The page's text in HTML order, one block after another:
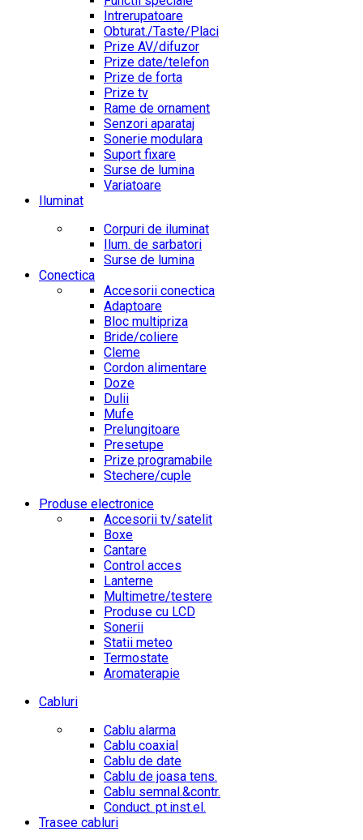
Intrerupatoare
Obturat./Taste/Placi
Prize AV/difuzor
Prize date/telefon
Prize de forta
Prize tv
Rame de ornament
Senzori aparataj
Sonerie modulara
Suport fixare
Surse de lumina
Variatoare
Iluminat
Corpuri de iluminat
Ilum. de sarbatori
Surse de lumina
Conectica
Accesorii conectica
Adaptoare
Bloc multipriza
Bride/coliere
Cleme
Cordon alimentare
Doze
Dulii
Mufe
Prelungitoare
Presetupe
Prize programabile
Stechere/cuple
Produse electronice
Accesorii tv/satelit
Boxe
Cantare
Control acces
Lanterne
Multimetre/testere
Produse cu LCD
Sonerii
Statii meteo
Termostate
Aromaterapie
Cabluri
Cablu alarma
Cablu coaxial
Cablu de date
Cablu de joasa tens.
Cablu semnal.&contr.
Conduct. pt.inst.el.
Trasee cabluri